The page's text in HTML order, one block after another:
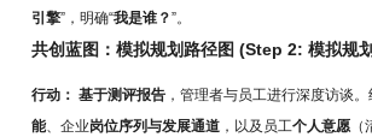
引擎”，明确“我是谁？”。
共创蓝图：模拟规划路径图 (Step 2: 模拟规
行动： 基于测评报告 ，管理者与员工进行深度访谈
能、企业岗位序列与发展通道 ，以及员工个人意愿